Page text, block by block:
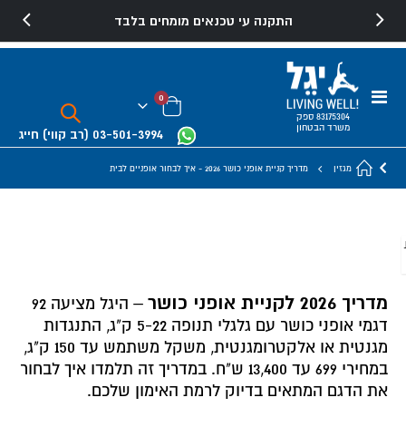
התקנה עי טכנאים מומחים בלבד
משלוח והרכבה חינם למוצרים נבחרים
Toggle
83175304 ספק
משרד הבטחון
03-501-3994 (רב קווי) חייג
Cart
0פריטים
מגזין מדריך קניית אופני כושר 2026 - איך לבחור אופניים לבית
מדריך 2026 לקניית אופני כושר
– היגל מציעה 92
דגמי אופני כושר עם גלגלי תנופה 5-22 ק"ג, התנגדות
מגנטית או אלקטרומגנטית, משקל משתמש עד 150 ק"ג,
במחירי 699 עד 13,400 ש"ח. במדריך זה תלמדו איך לבחור
את הדגם המתאים בדיוק לרמת האימון שלכם.